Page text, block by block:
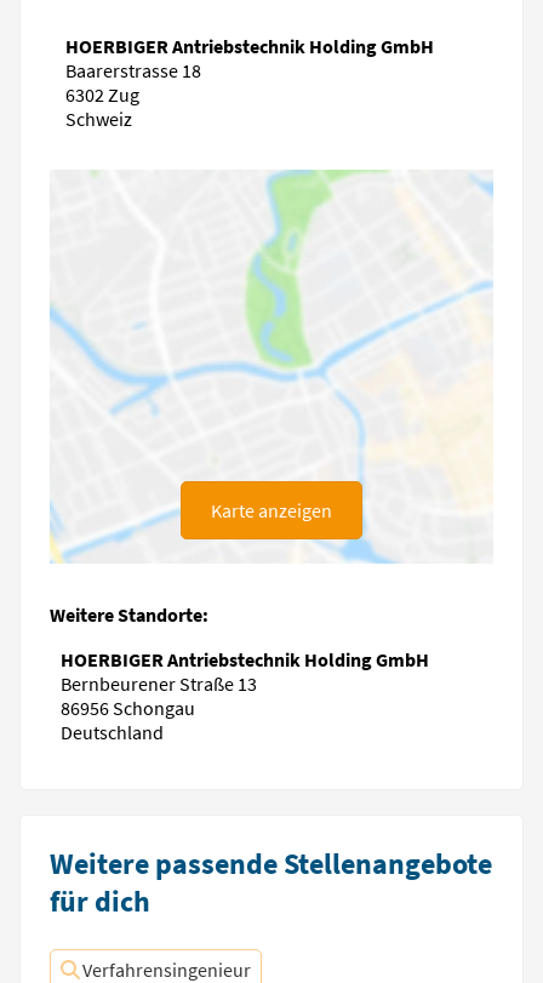
HOERBIGER Antriebstechnik Holding GmbH
Baarerstrasse 18
6302 Zug
Schweiz
Karte anzeigen
Weitere Standorte:
HOERBIGER Antriebstechnik Holding GmbH
Bernbeurener Straße 13
86956 Schongau
Deutschland
Weitere passende Stellenangebote
für dich
Verfahrensingenieur